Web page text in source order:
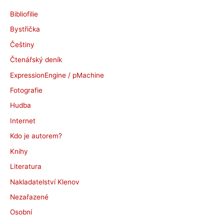
v
y
Bibliofilie
Bystřička
Češtiny
Čtenářský deník
ExpressionEngine / pMachine
Fotografie
Hudba
Internet
Kdo je autorem?
Knihy
Literatura
Nakladatelství Klenov
Nezařazené
Osobní